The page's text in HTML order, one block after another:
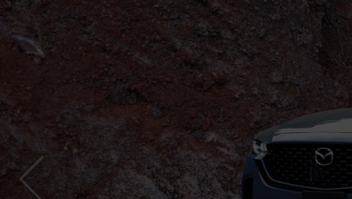
modificar las especificaciones y los
Todas las imágenes del sitio son meramente ilustrativas.